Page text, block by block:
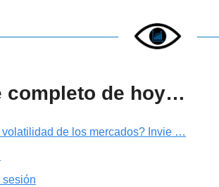
completo de hoy…
volatilidad de los mercados? Invie …
sesión